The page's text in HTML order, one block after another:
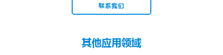
联系我们
其他应用领域